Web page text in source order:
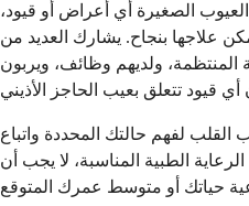
العيوب الصغيرة أي أعراض أو قيود،
علاجها بنجاح. يشارك العديد من
المنتظمة، ولديهم وظائف، ويربون
القلب لفهم حالتك المحددة واتباع
الطبية المناسبة، لا يجب أن